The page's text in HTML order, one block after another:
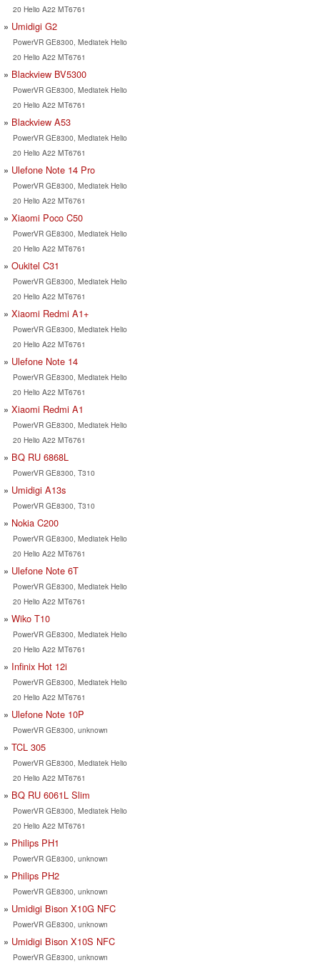
20 Helio A22 MT6761
Umidigi G2
PowerVR GE8300, Mediatek Helio
20 Helio A22 MT6761
Blackview BV5300
PowerVR GE8300, Mediatek Helio
20 Helio A22 MT6761
Blackview A53
PowerVR GE8300, Mediatek Helio
20 Helio A22 MT6761
Ulefone Note 14 Pro
PowerVR GE8300, Mediatek Helio
20 Helio A22 MT6761
Xiaomi Poco C50
PowerVR GE8300, Mediatek Helio
20 Helio A22 MT6761
Oukitel C31
PowerVR GE8300, Mediatek Helio
20 Helio A22 MT6761
Xiaomi Redmi A1+
PowerVR GE8300, Mediatek Helio
20 Helio A22 MT6761
Ulefone Note 14
PowerVR GE8300, Mediatek Helio
20 Helio A22 MT6761
Xiaomi Redmi A1
PowerVR GE8300, Mediatek Helio
20 Helio A22 MT6761
BQ RU 6868L
PowerVR GE8300, T310
Umidigi A13s
PowerVR GE8300, T310
Nokia C200
PowerVR GE8300, Mediatek Helio
20 Helio A22 MT6761
Ulefone Note 6T
PowerVR GE8300, Mediatek Helio
20 Helio A22 MT6761
Wiko T10
PowerVR GE8300, Mediatek Helio
20 Helio A22 MT6761
Infinix Hot 12i
PowerVR GE8300, Mediatek Helio
20 Helio A22 MT6761
Ulefone Note 10P
PowerVR GE8300, unknown
TCL 305
PowerVR GE8300, Mediatek Helio
20 Helio A22 MT6761
BQ RU 6061L Slim
PowerVR GE8300, Mediatek Helio
20 Helio A22 MT6761
Philips PH1
PowerVR GE8300, unknown
Philips PH2
PowerVR GE8300, unknown
Umidigi Bison X10G NFC
PowerVR GE8300, unknown
Umidigi Bison X10S NFC
PowerVR GE8300, unknown